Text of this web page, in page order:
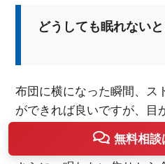
どうしても眠れない
布団に横になった瞬間、ス
ができれば良いですが、目
か寝付けないことも、時に
無料相談